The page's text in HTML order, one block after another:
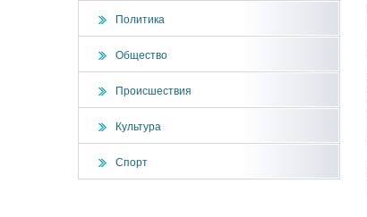
Политика
Общество
Происшествия
Культура
Спорт